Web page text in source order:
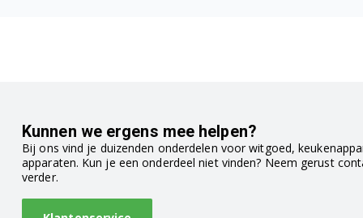
Bosch CTL636ES1/05
Bosch CTL636ES1/06
Kunnen we ergens mee helpen?
Bij ons vind je duizenden onderdelen voor witgoed,
apparaten. Kun je een onderdeel niet vinden? Neem gerust
verder.